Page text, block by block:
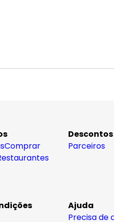
Comprar
Descontos
Parceiros
Ajuda
Precisa de